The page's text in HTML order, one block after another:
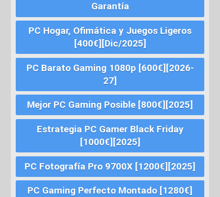
Garantía
PC Hogar, Ofimática y Juegos Ligeros
[400€][Dic/2025]
PC Barato Gaming 1080p [600€][2026-
27]
Mejor PC Gaming Posible [800€][2025]
Estrategia PC Gamer Black Friday
[1000€][2025]
PC Fotografía Pro 9700X [1200€][2025]
PC Gaming Perfecto Montado [1280€]